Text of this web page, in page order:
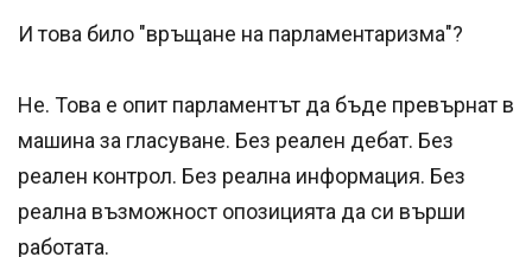
И това било "връщане на парламентаризма"?
Не. Това е опит парламентът да бъде превърнат в
машина за гласуване. Без реален дебат. Без
реален контрол. Без реална информация. Без
реална възможност опозицията да си върши
работата.